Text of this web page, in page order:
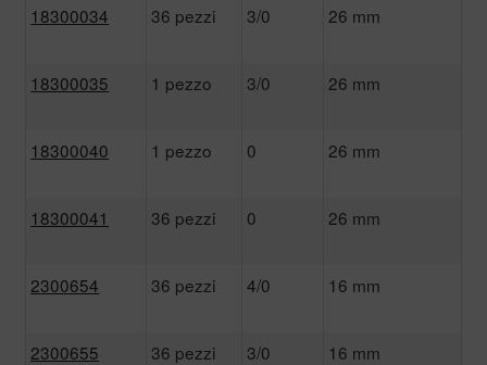
18300034 36 pezzi 3/0 26 mm
18300035 1 pezzo 3/0 26 mm
18300040 1 pezzo 0 26 mm
18300041 36 pezzi 0 26 mm
2300654 36 pezzi 4/0 16 mm
2300655 36 pezzi 3/0 16 mm